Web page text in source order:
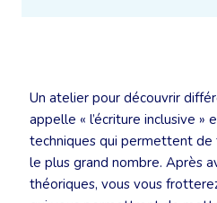
Un atelier pour découvrir
appelle « l’écriture inclusive »
techniques qui permettent de
le plus grand nombre. Après
théoriques, vous vous